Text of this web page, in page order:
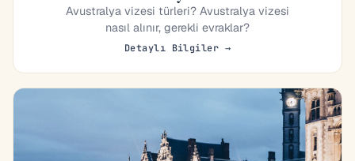
Avustralya vizesi türleri? Avustralya vizesi
nasıl alınır, gerekli evraklar?
Detaylı Bilgiler →